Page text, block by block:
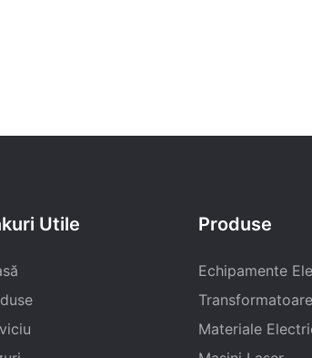
Utile Produse
Echipamente
Materiale